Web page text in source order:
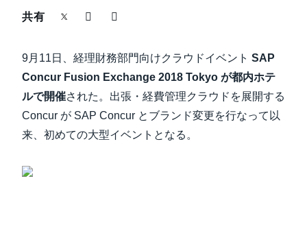
España (Español)
Norway (English)
導入事例
サステナビリティ
共有
9月11日、経理財務部門向けクラウドイベント SAP
Concur Fusion Exchange 2018 Tokyo が都内ホテ
ルで開催された。出張・経費管理クラウドを展開する
Concur が SAP Concur とブランド変更を行なって以
来、初めての大型イベントとなる。